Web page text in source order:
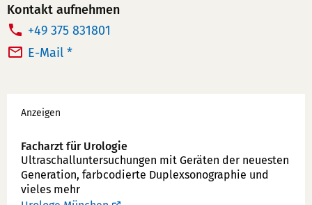
Kontakt aufnehmen
T
e
n
n
u
m
+49 375 831801
E-Mail *
Werbung
Anzeigen
Facharzt für Urologie
Ultraschallunter­suchungen mit Geräten der neuesten
Generation, farbcodierte Duplex­sonographie und
vieles mehr